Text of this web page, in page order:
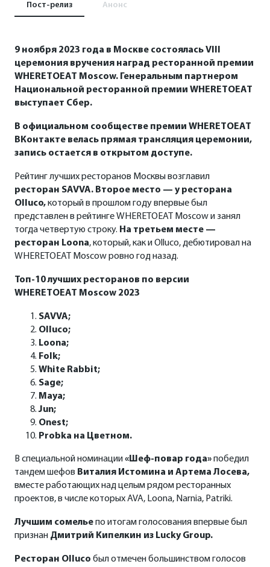
Пост-релиз Анонс
9 ноября 2023 года в Москве состояласьVIII
церемония вручения наград ресторанной премии
WHERETOEAT Moscow. Генеральным партнером
Национальной ресторанной премии WHERETOEAT
выступает Сбер.
В официальном сообществе премии WHERETOEAT
ВКонтакте велась прямая трансляция церемонии,
запись остается в открытом доступе.
Рейтинг лучших ресторанов Москвы возглавил
ресторан SAVVA. Второе место — у ресторана
Olluco,который в прошлом году впервые был
представлен в рейтинге WHERETOEAT Moscow и занял
тогда четвертую строку. На третьем месте —
ресторан Loona, который, как и Olluco, дебютировал на
WHERETOEAT Moscow ровно год назад.
Топ-10 лучших ресторанов по версии
WHERETOEAT Moscow 2023
SAVVA;
Olluco;
Loona;
Folk;
White Rabbit;
Sage;
Maya;
Jun;
Onest;
Probka на Цветном.
В специальной номинации«Шеф-повар года»победил
тандем шефов Виталия Истомина и Артема Лосева,
вместе работающих над целым рядом ресторанных
проектов, в числе которых AVA, Loona, Narnia, Patriki.
Лучшим сомельепо итогам голосования впервые был
признан Дмитрий Кипелкин из Lucky Group.
Ресторан Olluco был отмечен большинством голосов
В официальном сообществе
премии WHERETOEAT ВКонтакте